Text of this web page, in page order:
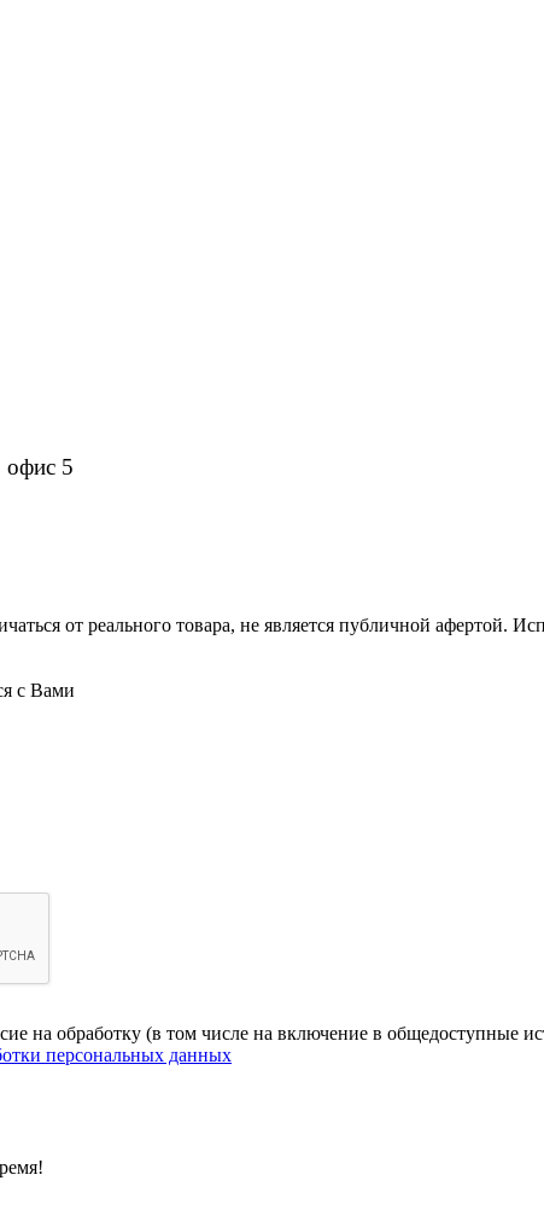
5
от реального товара, не является публичной афертой.
с Вами
на обработку (в том числе на включение в
персональных данных